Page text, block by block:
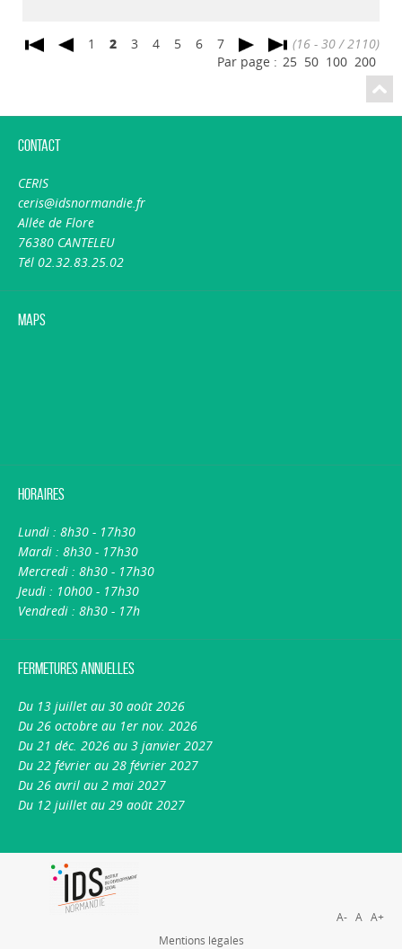
1 2 3 4 5 6 7
(16 - 30 / 2110)
Par page : 25 50 100 200
Contact
CERIS
ceris@idsnormandie.fr
Allée de Flore
76380 CANTELEU
Tél 02.32.83.25.02
Maps
Horaires
Lundi : 8h30 - 17h30
Mardi : 8h30 - 17h30
Mercredi : 8h30 - 17h30
Jeudi : 10h00 - 17h30
Vendredi : 8h30 - 17h
Fermetures annuelles
Du 13 juillet au 30 août 2026
Du 26 octobre au 1er nov. 2026
Du 21 déc. 2026 au 3 janvier 2027
Du 22 février au 28 février 2027
Du 26 avril au 2 mai 2027
Du 12 juillet au 29 août 2027
Mentions légales
A- A A+